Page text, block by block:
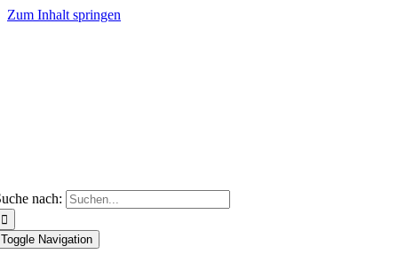
Zum Inhalt springen
nach:
Toggle Navigation